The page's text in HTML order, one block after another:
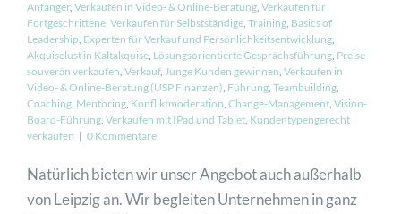
Anfänger, Verkaufen in Video- & Online-Beratung, Verkaufen für
Fortgeschrittene, Verkaufen für Selbstständige, Training, Basics of
Leadership, Experten für Verkauf und Persönlichkeitsentwicklung,
Akquiselust in Kaltakquise, Lösungsorientierte Gesprächsführung, Preise
souverän verkaufen, Verkauf, Junge Kunden gewinnen, Verkaufen in
Video- & Online-Beratung (USP Finanzen), Führung, Teambuilding,
Coaching, Mentoring, Konfliktmoderation, Change-Management, Vision-
Board-Führung, Verkaufen mit IPad und Tablet, Kundentypengerecht
verkaufen | 0 Kommentare
Natürlich bieten wir unser Angebot auch außerhalb
von Leipzig an. Wir begleiten Unternehmen in ganz